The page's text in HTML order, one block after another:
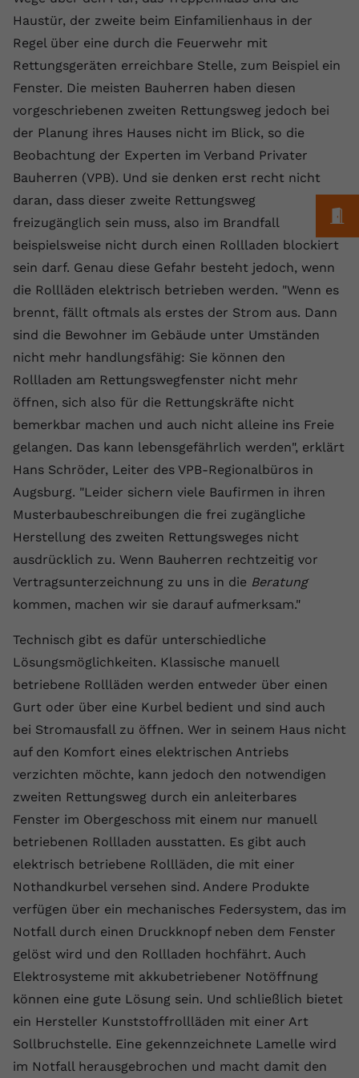
Haustür, der zweite beim Einfamilienhaus in der
Regel über eine durch die Feuerwehr mit
Rettungsgeräten erreichbare Stelle, zum Beispiel ein
Fenster. Die meisten Bauherren haben diesen
vorgeschriebenen zweiten Rettungsweg jedoch bei
der Planung ihres Hauses nicht im Blick, so die
Beobachtung der Experten im Verband Privater
Bauherren (VPB). Und sie denken erst recht nicht
daran, dass dieser zweite Rettungsweg
freizugänglich sein muss, also im Brandfall
beispielsweise nicht durch einen Rollladen blockiert
sein darf. Genau diese Gefahr besteht jedoch, wenn
die Rollläden elektrisch betrieben werden. "Wenn es
brennt, fällt oftmals als erstes der Strom aus. Dann
sind die Bewohner im Gebäude unter Umständen
nicht mehr handlungsfähig: Sie können den
Rollladen am Rettungswegfenster nicht mehr
öffnen, sich also für die Rettungskräfte nicht
bemerkbar machen und auch nicht alleine ins Freie
gelangen. Das kann lebensgefährlich werden", erklärt
Hans Schröder, Leiter des VPB-Regionalbüros in
Augsburg. "Leider sichern viele Baufirmen in ihren
Musterbaubeschreibungen die frei zugängliche
Herstellung des zweiten Rettungsweges nicht
ausdrücklich zu. Wenn Bauherren rechtzeitig vor
Vertragsunterzeichnung zu uns in die Beratung
kommen, machen wir sie darauf aufmerksam."
Technisch gibt es dafür unterschiedliche
Lösungsmöglichkeiten. Klassische manuell
betriebene Rollläden werden entweder über einen
Gurt oder über eine Kurbel bedient und sind auch
bei Stromausfall zu öffnen. Wer in seinem Haus nicht
auf den Komfort eines elektrischen Antriebs
verzichten möchte, kann jedoch den notwendigen
zweiten Rettungsweg durch ein anleiterbares
Fenster im Obergeschoss mit einem nur manuell
betriebenen Rollladen ausstatten. Es gibt auch
elektrisch betriebene Rollläden, die mit einer
Nothandkurbel versehen sind. Andere Produkte
verfügen über ein mechanisches Federsystem, das im
Notfall durch einen Druckknopf neben dem Fenster
gelöst wird und den Rollladen hochfährt. Auch
Elektrosysteme mit akkubetriebener Notöffnung
können eine gute Lösung sein. Und schließlich bietet
ein Hersteller Kunststoffrollläden mit einer Art
Sollbruchstelle. Eine gekennzeichnete Lamelle wird
im Notfall herausgebrochen und macht damit den
Laufzeit 1 Jahr
Zweck
Dieser Wert speichert Ihre Consent-
zufällig generierte ID, für die
historische Speicherung Ihrer
vorgenommen Einstellungen, falls der
Webseiten-Betreiber dies eingestellt
Name fe_typo_user
Anbieter VPB.de
Laufzeit Session
Zweck
Dieses Cookie wird verwendet, um die
Speicherung von
Benutzereinstellungen zu ermöglichen.
Zweck
wiederzuerkennen und statistische
Website zu erfassen.
Name _gcl au
Anbieter Google Ads
Laufzeit
Zweck
Wird von Google Ads für das
Conversion-Tracking verwendet, um
Website zuzuordnen.
Cookie-Informationen anzeigen
Externe Inhalte
Wir verwenden auf unserer Website externe Inhalte,
um Ihnen zusätzliche Informationen anzubieten.
Name
Anbieter vimeo.com
2 Jahre
Vimeo installiert dieses Cookie, um
Tracking-Informationen zu sammeln,
Einbetten von Videos auf der Website
setzt.
Anbieter youtube.com
Zweck
YouTube setzt dieses Cookie über
eingebettete YouTube-Videos und
Name yt-remote-device-id
Laufzeit Session
Zweck
YouTube setzt diesen Cookie, um die
Videopräferenzen des Benutzers zu
Videos verwendet.
Anbieter youtube.com
Laufzeit Session
Zweck
Dieser von YouTube gesetzte Cookie
registriert eine eindeutige ID, um
Daten darüber zu speichern, welche
gesehen hat.
Anbieter Youtube.com
Laufzeit Session
Dieser von YouTube gesetzte Cookie
Cookie-Informationen anzeigen